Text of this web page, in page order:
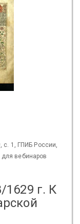
с. 1, ГПИБ России,
вебинаров
1629 г. К